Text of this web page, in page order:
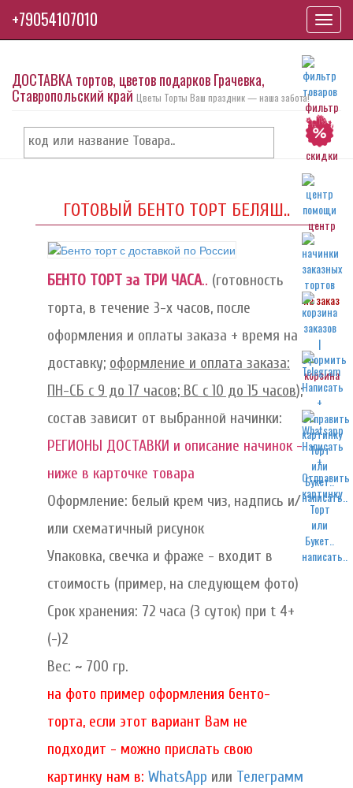
фильтр
скидки
центр
на заказ
корзина
написать..
написать..
ДОСТАВКА тортов, цветов подарков Грачевка,
Ставропольский край Цветы Торты Ваш праздник — наша забота!
ГОТОВЫЙ БЕНТО ТОРТ БЕЛЯШ..
БЕНТО ТОРТ за ТРИ ЧАСА.. (готовность
торта, в течение 3-х часов, после
оформления и оплаты заказа + время на
доставку; оформление и оплата заказа:
ПН-СБ с 9 до 17 часов; ВС с 10 до 15 часов);
состав зависит от выбранной начинки:
РЕГИОНЫ ДОСТАВКИ и описание начинок -
ниже в карточке товара
Оформление: белый крем чиз, надпись и/
или схематичный рисунок
Упаковка, свечка и фраже - входит в
стоимость (пример, на следующем фото)
Срок хранения: 72 часа (3 суток) при t 4+
(-)2
Вес: ~ 700 гр.
на фото пример оформления бенто-
торта, если этот вариант Вам не
подходит - можно прислать свою
картинку нам в: WhatsApp или Телеграмм
+79054107010